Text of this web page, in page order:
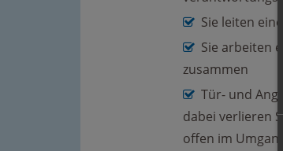
Sie leiten
Sie arbeiten
zusammen
Tür- und
dabei verlieren
offen im